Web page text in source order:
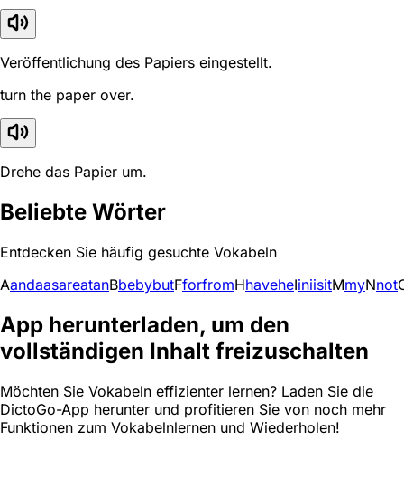
Veröffentlichung des Papiers eingestellt.
turn the paper over.
Drehe das Papier um.
Beliebte Wörter
Entdecken Sie häufig gesuchte Vokabeln
AandaasareatanBbebybutFforfromHhaveheIiniisitMmyNnot
App herunterladen, um den
vollständigen Inhalt freizuschalten
Möchten Sie Vokabeln effizienter lernen? Laden Sie die
DictoGo-App herunter und profitieren Sie von noch mehr
Funktionen zum Vokabelnlernen und Wiederholen!